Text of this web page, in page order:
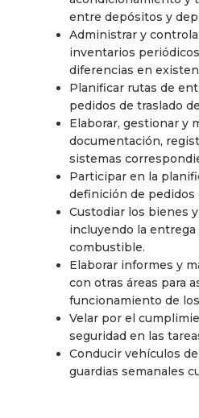
entre depósitos y
Administrar y
inventarios
diferencias en
Planificar rutas de
pedidos de traslado
Elaborar, gestionar y
documentación,
sistemas
Participar en la
definición de pedidos
Custodiar los bienes
incluyendo la
combustible.
Elaborar informes y
con otras áreas para
funcionamiento de
Velar por el
seguridad en las
Conducir vehículos
guardias semanales